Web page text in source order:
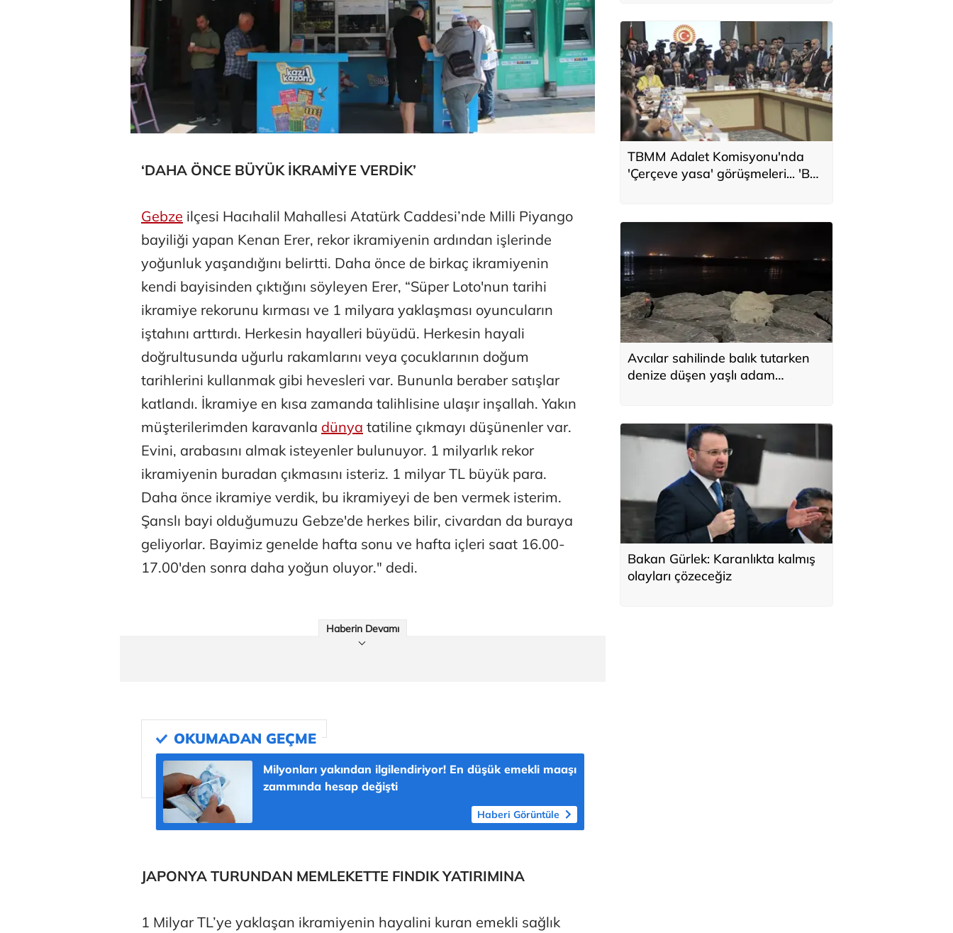
‘DAHA ÖNCE BÜYÜK İKRAMİYE VERDİK’
Gebze ilçesi Hacıhalil Mahallesi Atatürk Caddesi’nde Milli Piyango
bayiliği yapan Kenan Erer, rekor ikramiyenin ardından işlerinde
yoğunluk yaşandığını belirtti. Daha önce de birkaç ikramiyenin
kendi bayisinden çıktığını söyleyen Erer, “Süper Loto'nun tarihi
ikramiye rekorunu kırması ve 1 milyara yaklaşması oyuncuların
iştahını arttırdı. Herkesin hayalleri büyüdü. Herkesin hayali
doğrultusunda uğurlu rakamlarını veya çocuklarının doğum
tarihlerini kullanmak gibi hevesleri var. Bununla beraber satışlar
katlandı. İkramiye en kısa zamanda talihlisine ulaşır inşallah. Yakın
müşterilerimden karavanla dünya tatiline çıkmayı düşünenler var.
Evini, arabasını almak isteyenler bulunuyor. 1 milyarlık rekor
ikramiyenin buradan çıkmasını isteriz. 1 milyar TL büyük para.
Daha önce ikramiye verdik, bu ikramiyeyi de ben vermek isterim.
Şanslı bayi olduğumuzu Gebze'de herkes bilir, civardan da buraya
geliyorlar. Bayimiz genelde hafta sonu ve hafta içleri saat 16.00-
17.00'den sonra daha yoğun oluyor." dedi.
Haberin Devamı
Milyonları yakından ilgilendiriyor! En düşük emekli maaşı
zammında hesap değişti
Haberi Görüntüle
JAPONYA TURUNDAN MEMLEKETTE FINDIK YATIRIMINA
1 Milyar TL’ye yaklaşan ikramiyenin hayalini kuran emekli sağlık
TBMM Adalet Komisyonu'nda
'Çerçeve yasa' görüşmeleri... 'Bu
Avcılar sahilinde balık tutarken
denize düşen yaşlı adam
Bakan Gürlek: Karanlıkta kalmış
olayları çözeceğiz